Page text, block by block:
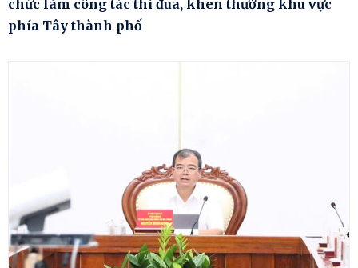
chức làm công tác thi đua, khen thưởng khu vực
phía Tây thành phố